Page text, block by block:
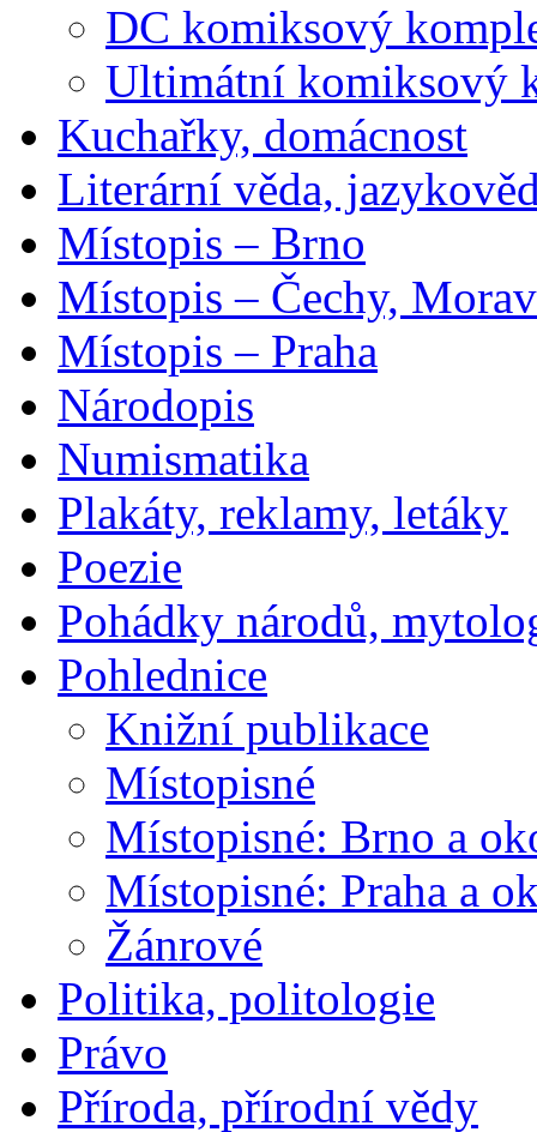
DC komiksový
Ultimátní komiksový
Kuchařky, domácnost
Literární věda,
Místopis – Brno
Místopis – Čechy,
Místopis – Praha
Národopis
Numismatika
Plakáty, reklamy, letáky
Poezie
Pohádky národů,
Pohlednice
Knižní publikace
Místopisné
Místopisné: Brno a
Místopisné: Praha a
Žánrové
Politika, politologie
Právo
Příroda, přírodní vědy